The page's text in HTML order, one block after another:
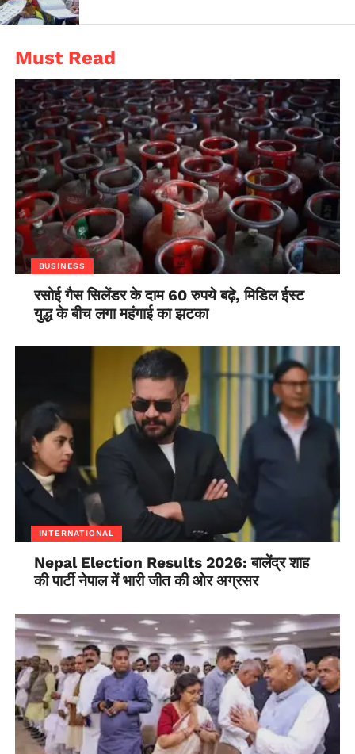
Must Read
BUSINESS
रसोई गैस सिलेंडर के दाम 60 रुपये बढ़े, मिडिल ईस्ट
युद्ध के बीच लगा महंगाई का झटका
INTERNATIONAL
Nepal Election Results 2026: बालेंद्र शाह
की पार्टी नेपाल में भारी जीत की ओर अग्रसर